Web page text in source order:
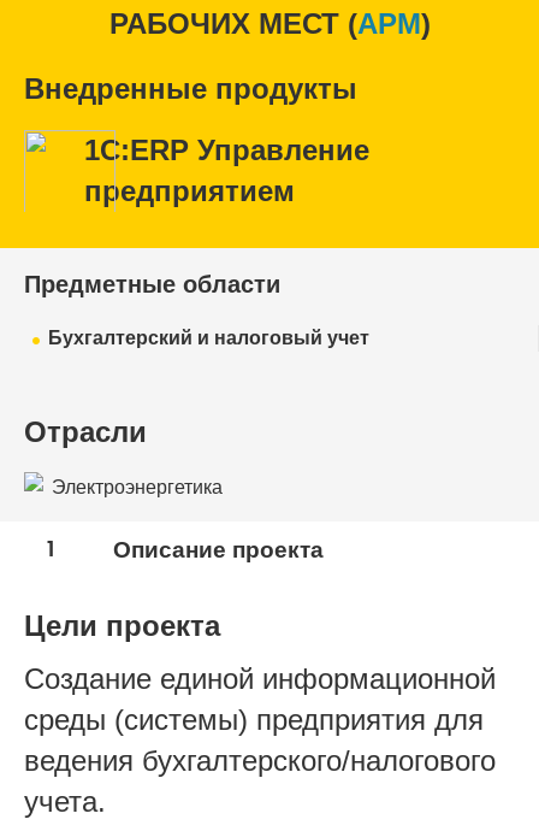
РАБОЧИХ МЕСТ (APM)
Внедренные продукты
1С:ERP Управление
предприятием
Предметные области
Бухгалтерский и налоговый учет
Отрасли
Электроэнергетика
1 Описание проекта
Цели проекта
Создание единой информационной
среды (системы) предприятия для
ведения бухгалтерского/налогового
учета.